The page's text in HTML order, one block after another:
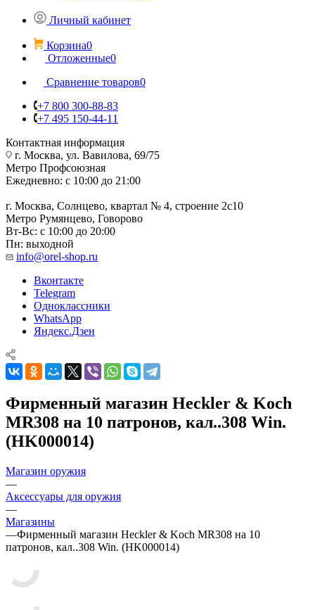
Личный кабинет
Корзина0
Отложенные0
Сравнение товаров0
+7 800 300-88-83
+7 495 150-44-11
Контактная информация
г. Москва, ул. Вавилова, 69/75
Метро Профсоюзная
Ежедневно: с 10:00 до 21:00
г. Москва, Солнцево, квартал № 4, строение 2с10
Метро Румянцево, Говорово
Вт-Вс: с 10:00 до 20:00
Пн: выходной
info@orel-shop.ru
Вконтакте
Telegram
Одноклассники
WhatsApp
Яндекс.Дзен
Фирменный магазин Heckler & Koch
MR308 на 10 патронов, кал..308 Win.
(HK000014)
Магазин оружия
—
Аксессуары для оружия
—
Магазины
—Фирменный магазин Heckler & Koch MR308 на 10
патронов, кал..308 Win. (HK000014)